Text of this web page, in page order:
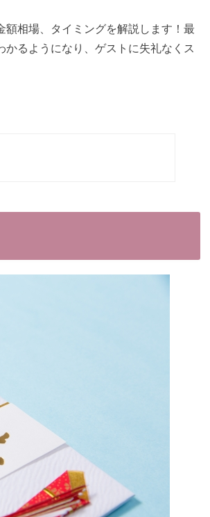
相場、タイミングを解説します！最
るようになり、ゲストに失礼なくス